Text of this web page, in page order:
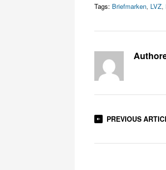
Tags: Briefmarken, LVZ,
PREVIOUS